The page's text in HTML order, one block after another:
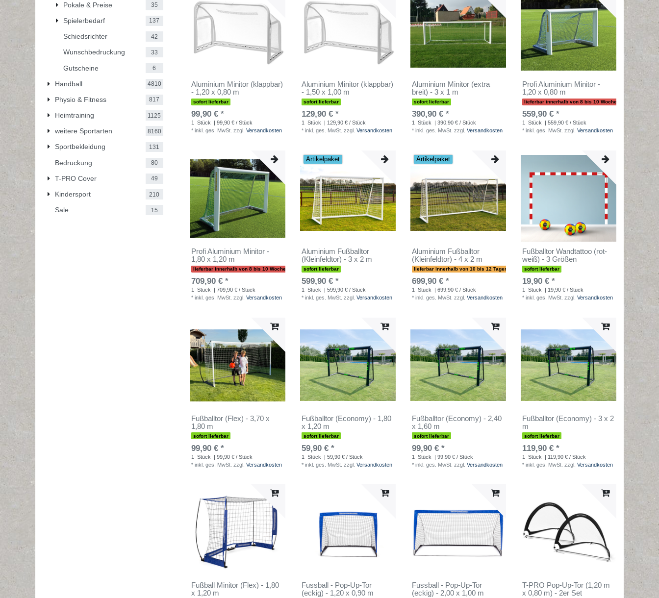
Pokale & Preise 35
Spielerbedarf 137
Schiedsrichter 42
Wunschbedruckung 33
Gutscheine 6
Handball 4810
Physio & Fitness 817
Heimtraining 1125
weitere Sportarten 8160
Sportbekleidung 131
Bedruckung 80
T-PRO Cover 49
Kindersport 210
Sale 15
Aluminium Minitor (klappbar)
- 1,20 x 0,80 m
sofort lieferbar
99,90 € *
1 Stück
| 99,90 € / Stück
* inkl. ges. MwSt. zzgl. Versandkosten
Aluminium Minitor (klappbar)
- 1,50 x 1,00 m
sofort lieferbar
129,90 € *
1 Stück
| 129,90 € / Stück
* inkl. ges. MwSt. zzgl. Versandkosten
Aluminium Minitor (extra
breit) - 3 x 1 m
sofort lieferbar
390,90 € *
1 Stück
| 390,90 € / Stück
* inkl. ges. MwSt. zzgl. Versandkosten
Profi Aluminium Minitor -
1,20 x 0,80 m
lieferbar innerhalb von 8 bis 10 Wochen
559,90 € *
1 Stück
| 559,90 € / Stück
* inkl. ges. MwSt. zzgl. Versandkosten
Profi Aluminium Minitor -
1,80 x 1,20 m
lieferbar innerhalb von 8 bis 10 Wochen
709,90 € *
1 Stück
| 709,90 € / Stück
* inkl. ges. MwSt. zzgl. Versandkosten
Artikelpaket
Aluminium Fußballtor
(Kleinfeldtor) - 3 x 2 m
sofort lieferbar
599,90 € *
1 Stück
| 599,90 € / Stück
* inkl. ges. MwSt. zzgl. Versandkosten
Artikelpaket
Aluminium Fußballtor
(Kleinfeldtor) - 4 x 2 m
lieferbar innerhalb von 10 bis 12 Tagen
699,90 € *
1 Stück
| 699,90 € / Stück
* inkl. ges. MwSt. zzgl. Versandkosten
Fußballtor Wandtattoo (rot-
weiß) - 3 Größen
sofort lieferbar
19,90 € *
1 Stück
| 19,90 € / Stück
* inkl. ges. MwSt. zzgl. Versandkosten
Fußballtor (Flex) - 3,70 x
1,80 m
sofort lieferbar
99,90 € *
1 Stück
| 99,90 € / Stück
* inkl. ges. MwSt. zzgl. Versandkosten
Fußballtor (Economy) - 1,80
x 1,20 m
sofort lieferbar
59,90 € *
1 Stück
| 59,90 € / Stück
* inkl. ges. MwSt. zzgl. Versandkosten
Fußballtor (Economy) - 2,40
x 1,60 m
sofort lieferbar
99,90 € *
1 Stück
| 99,90 € / Stück
* inkl. ges. MwSt. zzgl. Versandkosten
Fußballtor (Economy) - 3 x 2
m
sofort lieferbar
119,90 € *
1 Stück
| 119,90 € / Stück
* inkl. ges. MwSt. zzgl. Versandkosten
Fußball Minitor (Flex) - 1,80
x 1,20 m
Fussball - Pop-Up-Tor
(eckig) - 1,20 x 0,90 m
Fussball - Pop-Up-Tor
(eckig) - 2,00 x 1,00 m
T-PRO Pop-Up-Tor (1,20 m
x 0,80 m) - 2er Set